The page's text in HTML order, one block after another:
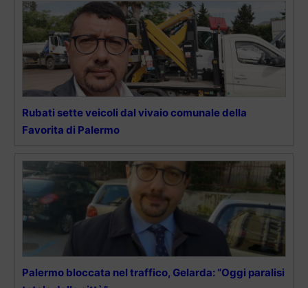
Rubati sette veicoli dal vivaio comunale della
Favorita di Palermo
Palermo bloccata nel traffico, Gelarda: “Oggi paralisi